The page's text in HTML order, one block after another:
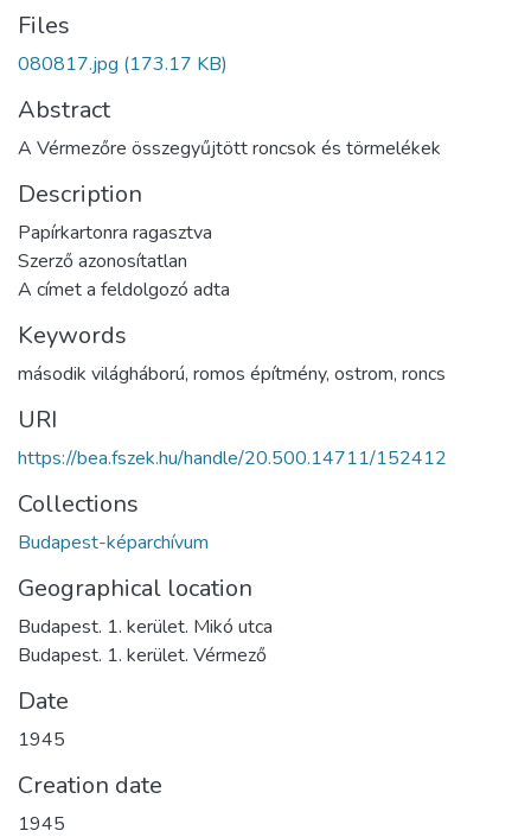
Files
080817.jpg (173.17 KB)
Abstract
A Vérmezőre összegyűjtött roncsok és törmelékek
Description
Papírkartonra ragasztva
Szerző azonosítatlan
A címet a feldolgozó adta
Keywords
második világháború, romos építmény, ostrom, roncs
URI
https://bea.fszek.hu/handle/20.500.14711/152412
Collections
Budapest-képarchívum
Geographical location
Budapest. 1. kerület. Mikó utca
Budapest. 1. kerület. Vérmező
Date
1945
Creation date
1945